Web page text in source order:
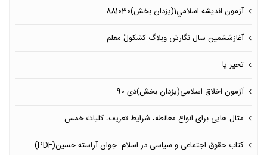
آزمون انديشه اسلامي1(یزدان بخش)881030
آغازششمین سال نگارش وبلاگ كشكولْ معلم
تحیر یا ......
آزمون اخلاق اسلامی(یزدان بخش)دی 90
مثال هایی برای انواع مغالطه، شرایط تعریف، کلیات خمس
کتاب حقوق اجتماعی و سياسى در اسلام- جوان آراسته حسين‏(PDF)